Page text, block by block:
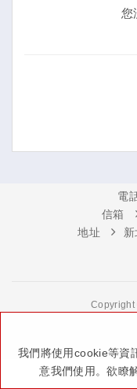
我們將使用cookie等資
意我們使用。欲瞭
您
電
信箱
地址
Copyright